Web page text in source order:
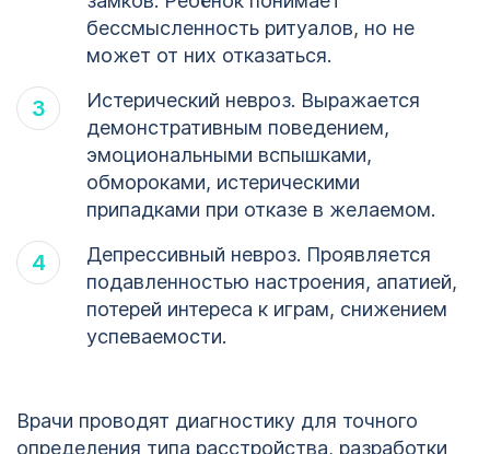
бессмысленность ритуалов, но не
может от них отказаться.
Истерический невроз. Выражается
демонстративным поведением,
эмоциональными вспышками,
обмороками, истерическими
припадками при отказе в желаемом.
Депрессивный невроз. Проявляется
подавленностью настроения, апатией,
потерей интереса к играм, снижением
успеваемости.
Врачи проводят диагностику для точного
определения типа расстройства, разработки